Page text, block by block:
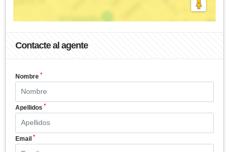
Contacte al agente
Nombre *
Apellidos *
Email *